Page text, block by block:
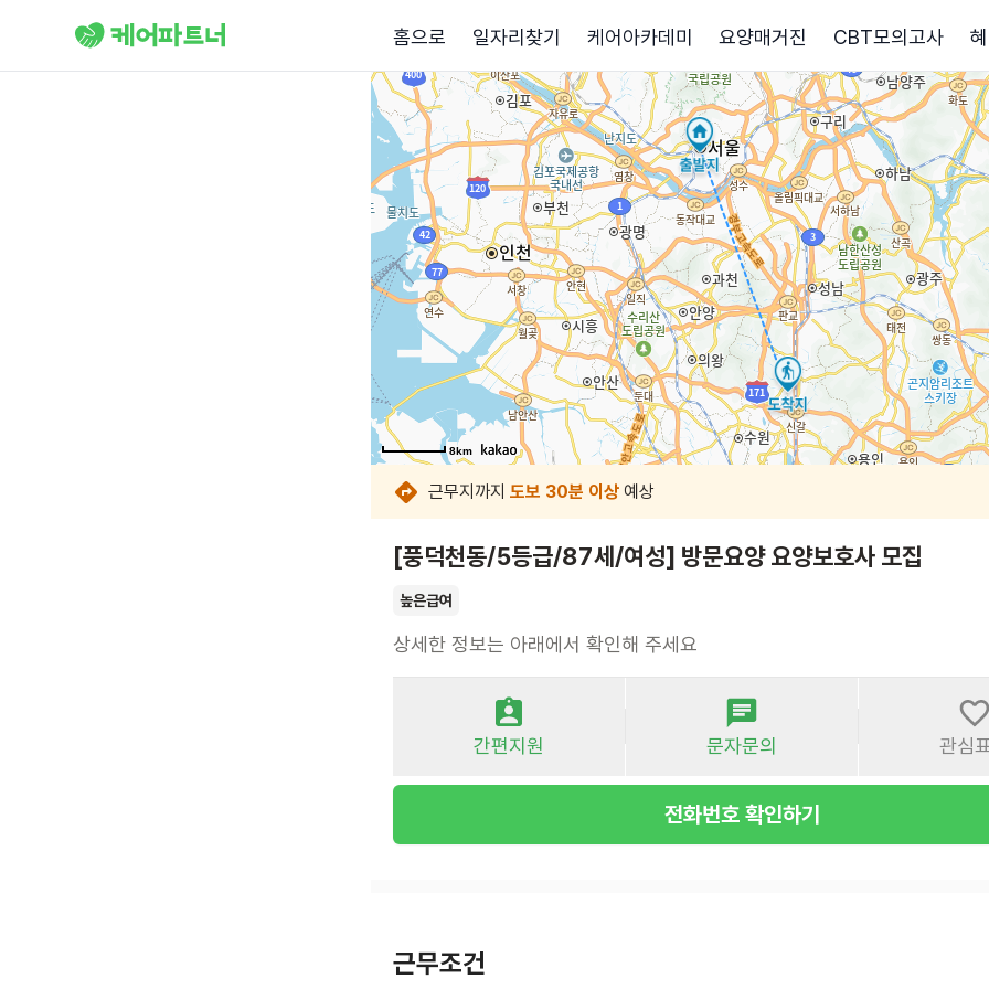
홈으로 일자리찾기 케어아카데미 요양매거진 CBT모의고사
8km
8km
8km
8km
8km
8km
8km
8km
근무지까지 도보 30분 이상 예상
[풍덕천동/5등급/87세/여성] 방문요양 요양보호사 모집
높은급여
상세한 정보는 아래에서 확인해 주세요
간편지원 문자문의 관심
전화번호 확인하기
근무조건